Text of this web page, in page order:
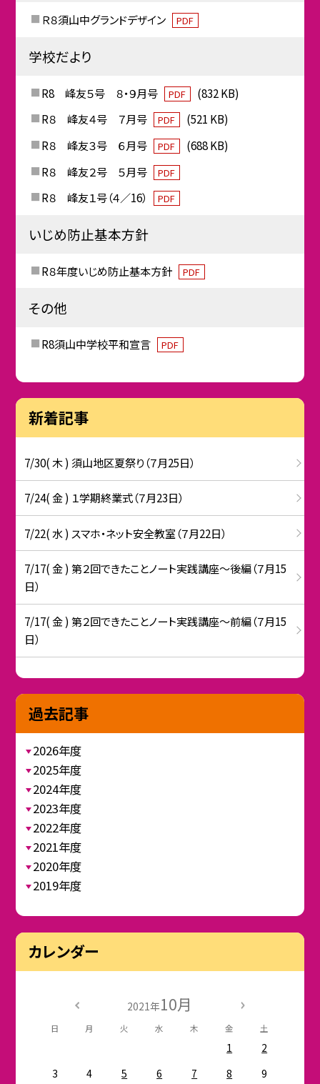
Ｒ８須山中グランドデザイン PDF
学校だより
R8 峰友５号 ８・９月号 PDF
(832 KB)
R８ 峰友４号 ７月号
PDF
(521 KB)
R８ 峰友３号 ６月号
PDF
(688 KB)
R８ 峰友２号 ５月号
PDF
R８ 峰友１号（４／16） PDF
いじめ防止基本方針
R８年度いじめ防止基本方針 PDF
その他
R8須山中学校平和宣言 PDF
新着記事
7/30( 木 ) 須山地区夏祭り（７月25日）
7/24( 金 ) １学期終業式（７月23日）
7/22( 水 ) スマホ・ネット安全教室（７月22日）
7/17( 金 ) 第２回できたことノート実践講座～後編（７月15
日）
7/17( 金 ) 第２回できたことノート実践講座～前編（７月15
日）
過去記事
2026年度
2025年度
2024年度
2023年度
2022年度
2021年度
2020年度
2019年度
カレンダー
2021年10月
日 月 火 水 木 金 土
1
2
3
4 5 6 7 8
9